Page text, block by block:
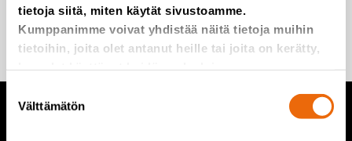
tietoja siitä, miten käytät sivustoamme.
Kumppanimme voivat yhdistää näitä tietoja muihin
tietoihin, joita olet antanut heille tai joita on kerätty,
valinta
Välttämätön
Lisää minut postituslistalle